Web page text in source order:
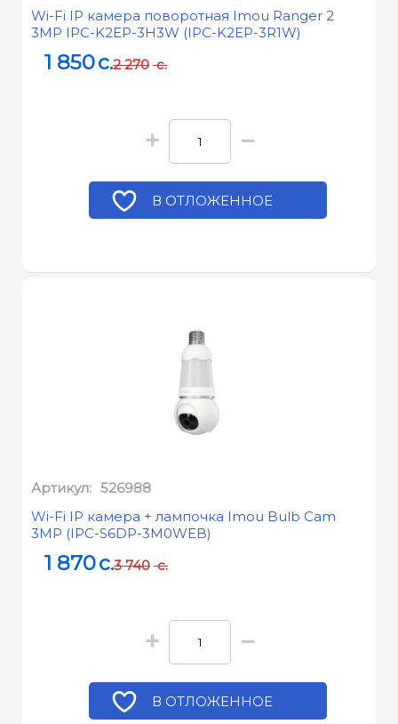
Wi-Fi IP камера поворотная Imou Ranger 2
3MP IPC-K2EP-3H3W (IPC-K2EP-3R1W)
1 850c.2 270 c.
+ −
В ОТЛОЖЕННОЕ
Артикул: 526988
Wi-Fi IP камера + лампочка Imou Bulb Cam
3MP (IPC-S6DP-3M0WEB)
1 870c.3 740 c.
+ −
В ОТЛОЖЕННОЕ